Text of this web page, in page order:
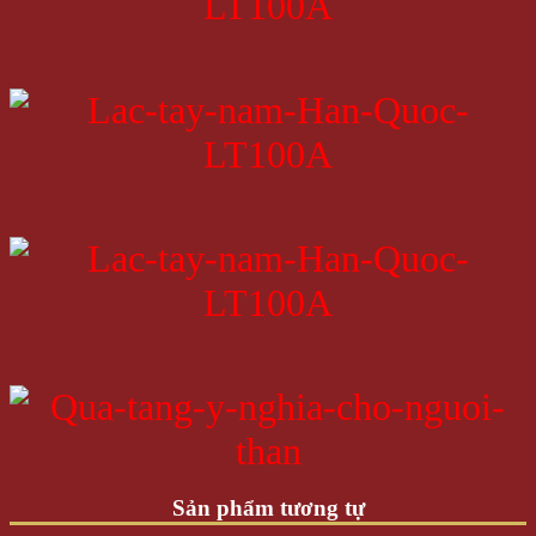
Sản phẩm tương tự